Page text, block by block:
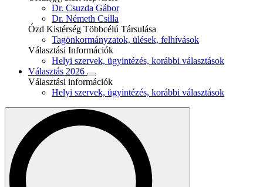
Dr. Csuzda Gábor
Dr. Németh Csilla
Ózd Kistérség Többcélú Társulása
Tagönkormányzatok, ülések, felhívások
Választási Információk
Helyi szervek, ügyintézés, korábbi választások
Választás 2026
Választási információk
Helyi szervek, ügyintézés, korábbi választások